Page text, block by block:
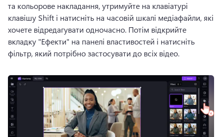
та кольорове накладання, утримуйте на клавіатурі
клавішу Shift і натисніть на часовій шкалі медіафайли, які
хочете відредагувати одночасно. Потім відкрийте
вкладку "Ефекти" на панелі властивостей і натисніть
фільтр, який потрібно застосувати до всіх відео.